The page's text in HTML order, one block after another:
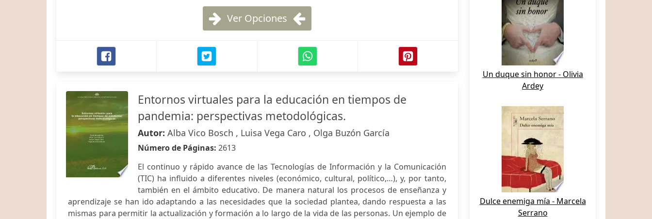
Ver Opciones
Entornos virtuales para la educación en tiempos de
pandemia: perspectivas metodológicas.
Autor: Alba Vico Bosch , Luisa Vega Caro , Olga Buzón García
Número de Páginas: 2613
El continuo y rápido avance de las Tecnologías de Información y la Comunicación
(TIC) ha influido a diferentes niveles (económico, cultural, político,…), y, por tanto,
también en el ámbito educativo. De manera natural los procesos de enseñanza y
aprendizaje se han ido adaptando a las necesidades que la sociedad plantea, dando respuesta a las
mismas para permitir la actualización y formación a lo largo de la vida de las personas. Un ejemplo de
Un duque sin honor - Olivia
Ardey
Dulce enemiga mía - Marcela
Serrano